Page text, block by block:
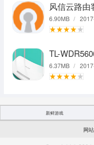
风信云路由
6.90MB /
TL-
6.37MB /
新鲜游戏
网